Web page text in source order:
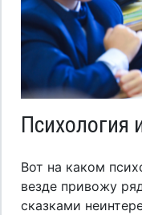
Психология
Вот на каком
везде привожу
сказками